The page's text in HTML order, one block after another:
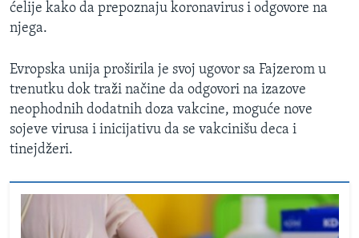
ćelije kako da prepoznaju koronavirus i odgovore na
njega.
Evropska unija proširila je svoj ugovor sa Fajzerom u
trenutku dok traži načine da odgovori na izazove
neophodnih dodatnih doza vakcine, moguće nove
sojeve virusa i inicijativu da se vakcinišu deca i
tinejdžeri.